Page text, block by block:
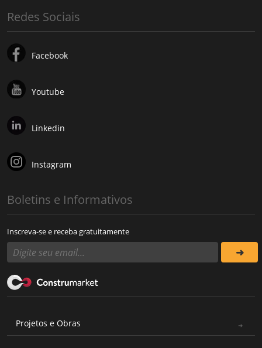
Redes Sociais
Facebook
Youtube
Linkedin
Instagram
Boletins e Informativos
Inscreva-se e receba gratuitamente
Projetos e Obras